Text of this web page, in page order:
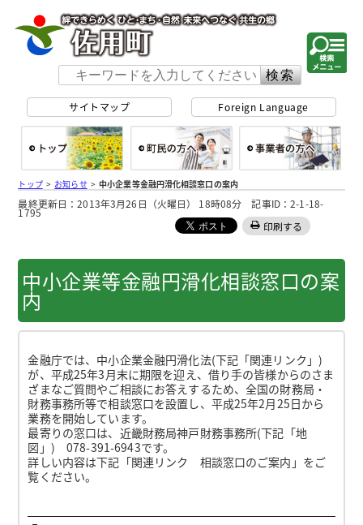
サイトマップ Foreign Language
総合トップ 町民の方へ
トップ> お知らせ>中小企業等金融円滑化相談窓口の案内
最終更新日：2013年3月26日（火曜日） 18時08分 記事ID：2-1-18-
1795
印刷する
中小企業等金融円滑化相談窓口の案
内
金融庁では、中小企業金融円滑化法(下記「関連リンク」)
が、平成25年3月末に期限を迎え、借り手の皆様からのさま
ざまなご質問やご相談にお答えするため、全国の財務局・
財務事務所等で相談窓口を設置し、平成25年2月25日から
業務を開始しています。
最寄りの窓口は、近畿財務局神戸財務事務所(下記「地
図」) 078-391-6943です。
詳しい内容は下記「関連リンク 相談窓口のご案内」をご
覧ください。